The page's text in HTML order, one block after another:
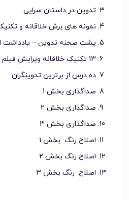
تدوین در داستان سرایی
نمونه های برش خلاقانه و
پشت صحنه تدوین – یادداشت
13 تکنیک خلاقانه ویرایش فیلم و ویدیو
ده درس از برترین تدوینگران
صداگذاری بخش 1
صداگذاری بخش 2
صداگذاری بخش 3
اصلاح رنگ بخش 1
اصلاح رنگ بخش 2
اصلاح رنگ بخش 3